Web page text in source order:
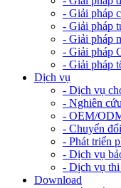
- Giải pháp
- Giải pháp
- Giải pháp
- Giải pháp
- Giải pháp
Dịch vụ
- Dịch vụ
- Nghiên
- OEM/
- Chuyển
- Phát triển
- Dịch vụ
- Dịch vụ thi
Download